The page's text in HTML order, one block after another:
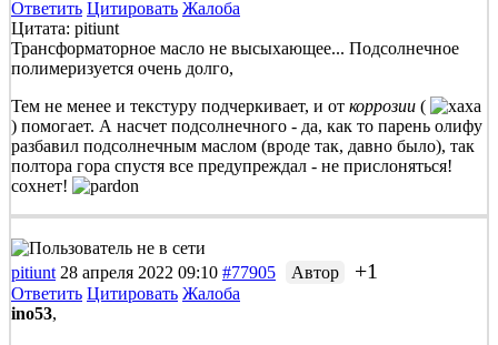
Ответить Цитировать Жалоба
Цитата: pitiunt
Трансформаторное масло не высыхающее... Подсолнечное
полимеризуется очень долго,
Тем не менее и текстуру подчеркивает, и от коррозии (
) помогает. А насчет подсолнечного - да, как то парень олифу
разбавил подсолнечным маслом (вроде так, давно было), так
полтора гора спустя все предупреждал - не прислоняться!
сохнет!
pitiunt 28 апреля 2022 09:10 #77905 Автор +1
Ответить Цитировать Жалоба
ino53,